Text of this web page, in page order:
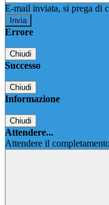
E-mail inviata, si prega di
Errore
Chiudi
Successo
Chiudi
Informazione
Chiudi
Attendere...
Attendere il